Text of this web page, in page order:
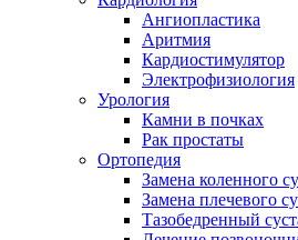
Ангиопластика
Аритмия
Кардиостимулятор
Электрофизиология
Урология
Камни в почках
Рак простаты
Ортопедия
Замена коленного
Замена плечевого
Тазобедренный